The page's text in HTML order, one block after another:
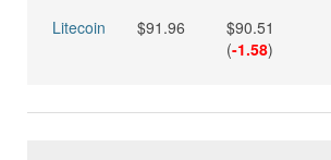
Litecoin
$91.96
$90.51
(-1.58)